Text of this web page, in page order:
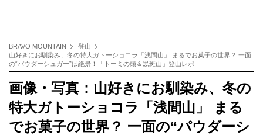
BRAVO MOUNTAIN
登山
山好きにお馴染み、冬の特大ガトーショコラ「浅間山」 まるでお菓子の世界？ 一面
の“パウダーシュガー”は絶景！「トーミの頭＆黒斑山」登山レポ
画像・写真：山好きにお馴染み、冬の
特大ガトーショコラ「浅間山」 まる
でお菓子の世界？ 一面の“パウダーシ